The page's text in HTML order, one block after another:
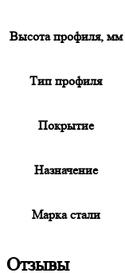
Высота профиля, мм
Тип профиля
Покрытие
Назначение
Марка стали
Отзывы